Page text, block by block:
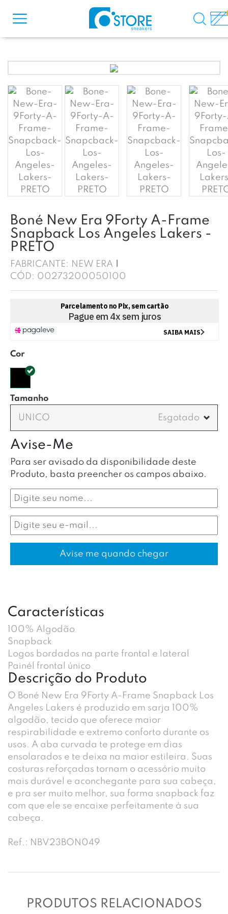
Boné New Era 9Forty A-Frame
Snapback Los Angeles Lakers -
PRETO
FABRICANTE: NEW ERA
CÓD: 00273200050100
Cor
Tamanho
UNICO
Avise-Me
Para ser avisado da disponibilidade deste
Produto, basta preencher os campos abaixo.
Características
100% Algodão
Snapback
Logos bordados na parte frontal e lateral
Painél frontal único
Descrição do Produto
O Boné New Era 9Forty A-Frame Snapback Los
Angeles Lakers é produzido em sarja 100%
algodão, tecido que oferece maior
respirabilidade e extremo conforto durante os
usos. A aba curvada te protege em dias
ensolarados e te deixa na maior estileira. Suas
costuras reforçadas tornam o acessório muito
mais durável e aconchegante para sua cabeça,
e pra ser muito melhor, sua forma snapback faz
com que ele se encaixe perfeitamente à sua
cabeça.
Ref.: NBV23BON049
PRODUTOS RELACIONADOS